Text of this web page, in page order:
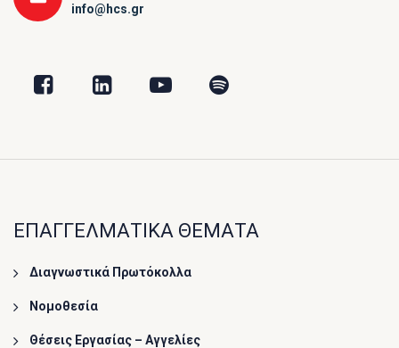
info@hcs.gr
ΕΠΑΓΓΕΛΜΑΤΙΚΑ ΘΕΜΑΤΑ
Διαγνωστικά Πρωτόκολλα
Νομοθεσία
Θέσεις Εργασίας – Αγγελίες